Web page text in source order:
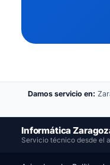
Damos servicio en:
Informática
Servicio técnico desde el